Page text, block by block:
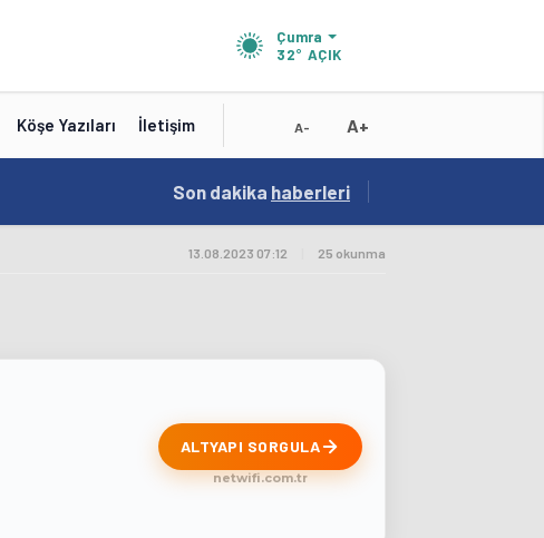
Çumra
32° AÇIK
Köşe Yazıları İletişim A- A+
19:01 / Konya'nın Zengin Mutfağı GastroFest'te
Son dakika haberleri
13.08.2023 07:12 25 okunma
ALTYAPI SORGULA
netwifi.com.tr